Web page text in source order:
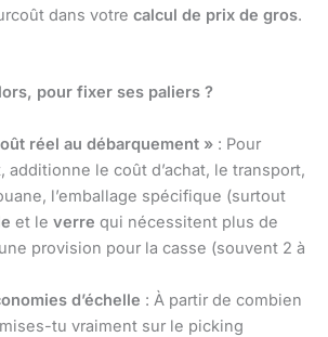
dans votre calcul de prix de gros.
pour fixer ses paliers ?
réel au débarquement » : Pour
additionne le coût d’achat, le transport,
l’emballage spécifique (surtout
et le verre qui nécessitent plus de
provision pour la casse (souvent 2 à
d’échelle : À partir de combien
tu vraiment sur le picking